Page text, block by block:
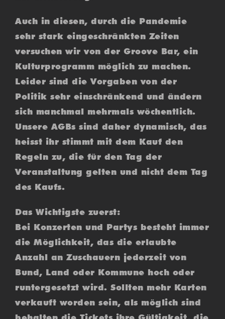
Auch in diesen, durch die Pandemie
sehr stark eingeschränkten Zeiten
versuchen wir von der Groove Bar, ein
Kulturprogramm möglich zu machen.
Leider sind die Vorgaben von der
Politik sehr einschränkend und ändern
sich manchmal mehrmals wöchentlich.
Unsere AGBs sind daher dynamisch, das
heisst ihr stimmt mit dem Kauf den
Regeln zu, die für den Tag der
Veranstaltung gelten und nicht dem Tag
des Kaufs.
Das Wichtigste zuerst:
Bei Konzerten und Partys besteht immer
die Möglichkeit, das die erlaubte
Anzahl an Zuschauern jederzeit von
Bund, Land oder Kommune hoch oder
runtergesetzt wird. Sollten mehr Karten
verkauft worden sein, als möglich sind